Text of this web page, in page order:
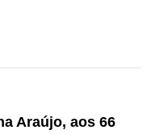
Araújo, aos 66